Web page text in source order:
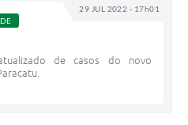
29 JUL 2022 - 17h01
de casos do novo